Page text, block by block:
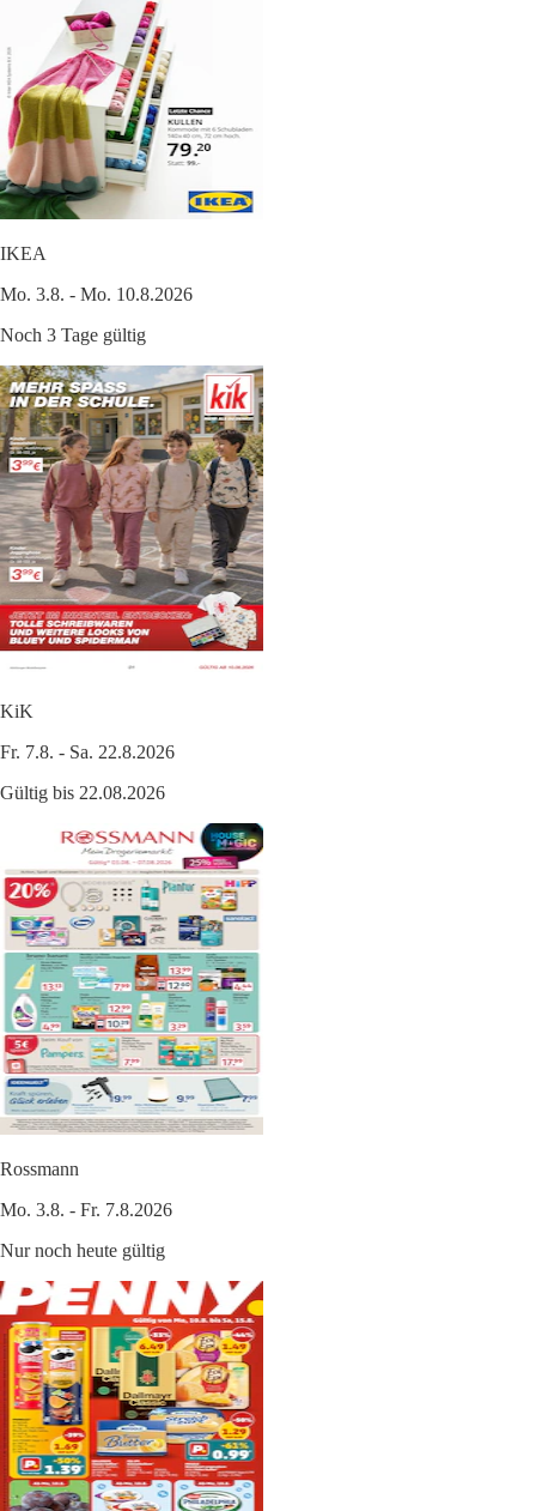
IKEA
Mo. 3.8. - Mo. 10.8.2026
Noch 3 Tage gültig
KiK
Fr. 7.8. - Sa. 22.8.2026
Gültig bis 22.08.2026
Rossmann
Mo. 3.8. - Fr. 7.8.2026
Nur noch heute gültig